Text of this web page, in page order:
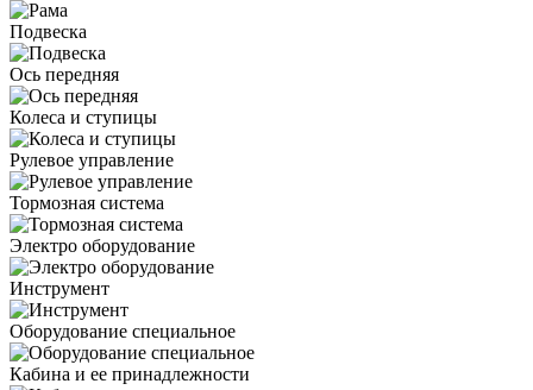
Подвеска
Ось передняя
Колеса и ступицы
Рулевое управление
Тормозная система
Электро оборудование
Инструмент
Оборудование специальное
Кабина и ее принадлежности